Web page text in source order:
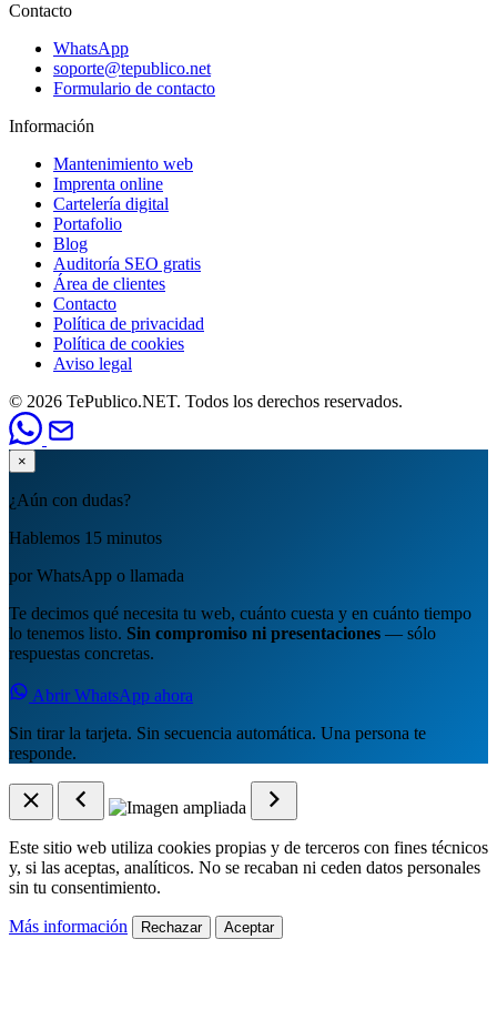
Contacto
WhatsApp
soporte@tepublico.net
Formulario de contacto
Información
Mantenimiento web
Imprenta online
Cartelería digital
Portafolio
Blog
Auditoría SEO gratis
Área de clientes
Contacto
Política de privacidad
Política de cookies
Aviso legal
© 2026 TePublico.NET. Todos los derechos reservados.
×
¿Aún con dudas?
Hablemos 15 minutos
por WhatsApp o llamada
Te decimos qué necesita tu web, cuánto cuesta y en cuánto tiempo
lo tenemos listo. Sin compromiso ni presentaciones — sólo
respuestas concretas.
Abrir WhatsApp ahora
Sin tirar la tarjeta. Sin secuencia automática. Una persona te
responde.
Este sitio web utiliza cookies propias y de terceros con fines técnicos
y, si las aceptas, analíticos. No se recaban ni ceden datos personales
sin tu consentimiento.
Más información Rechazar Aceptar